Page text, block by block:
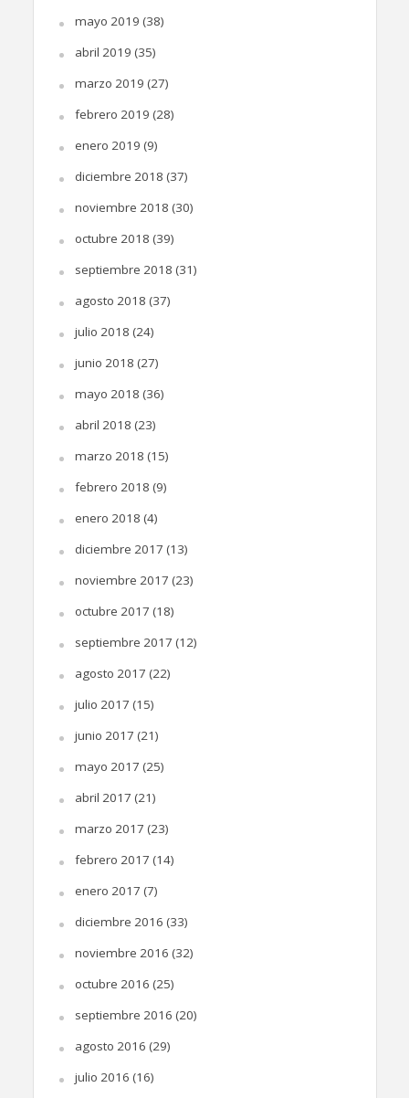
mayo 2019 (38)
abril 2019 (35)
marzo 2019 (27)
febrero 2019 (28)
enero 2019 (9)
diciembre 2018 (37)
noviembre 2018 (30)
octubre 2018 (39)
septiembre 2018 (31)
agosto 2018 (37)
julio 2018 (24)
junio 2018 (27)
mayo 2018 (36)
abril 2018 (23)
marzo 2018 (15)
febrero 2018 (9)
enero 2018 (4)
diciembre 2017 (13)
noviembre 2017 (23)
octubre 2017 (18)
septiembre 2017 (12)
agosto 2017 (22)
julio 2017 (15)
junio 2017 (21)
mayo 2017 (25)
abril 2017 (21)
marzo 2017 (23)
febrero 2017 (14)
enero 2017 (7)
diciembre 2016 (33)
noviembre 2016 (32)
octubre 2016 (25)
septiembre 2016 (20)
agosto 2016 (29)
julio 2016 (16)